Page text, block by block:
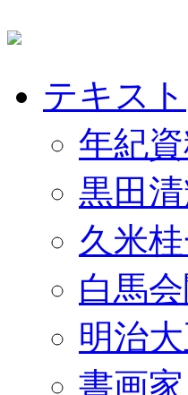
テキスト
年紀
黒田
久米
白馬
明治
書画